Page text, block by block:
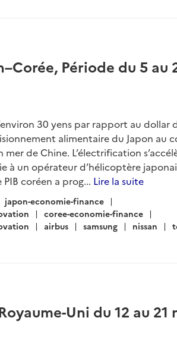
Période du 5 au
30 yens par rapport au dollar
alimentaire du Japon au
de Chine. L’électrification
à un opérateur d’hélicoptère
coréen a prog... Lire la suite
japon-economie-finance
coree-economie-finance
airbus samsung nissan
Uni du 12 au 21